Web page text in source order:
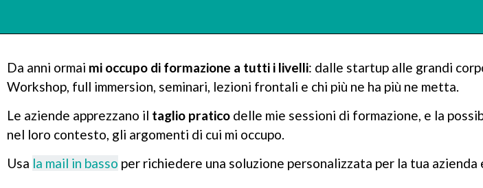
Da anni ormai mi occupo di formazione a tutti i livelli: dalle startup alle grandi
Workshop, full immersion, seminari, lezioni frontali e chi più ne ha più ne metta.
Le aziende apprezzano il taglio pratico delle mie sessioni di formazione, e la
nel loro contesto, gli argomenti di cui mi occupo.
Usa la mail in basso per richiedere una soluzione personalizzata per la tua azienda